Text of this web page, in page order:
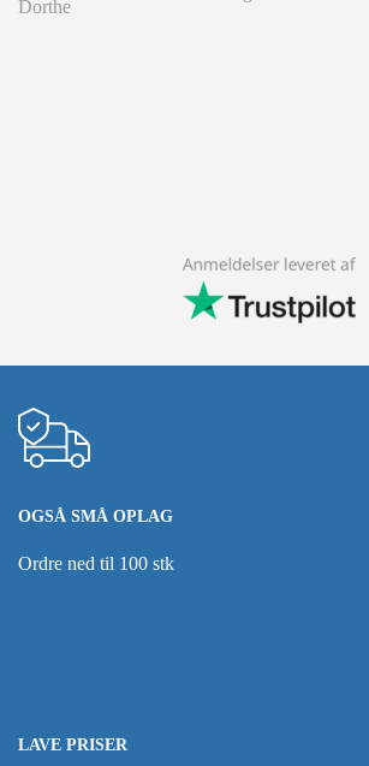
Dorthe
OGSÅ SMÅ OPLAG
Ordre ned til 100 stk
LAVE PRISER